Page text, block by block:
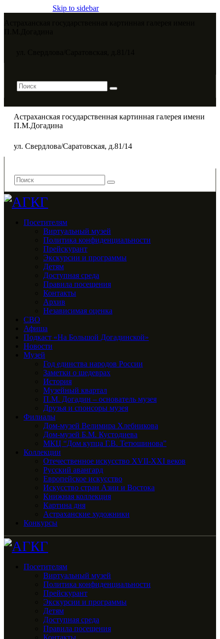
Skip to sidebar
Астраханская государственная картинная галерея имени
П.М.Догадина​
ул. Свердлова/Саратовская, д.81/14
Посетителям
Виртуальный музей
Политика конфиденциальности
Прейскурант
Экскурсии и программы
Детям
Доступная среда
Правила посещения
Контакты
Архив
Независимая оценка
СВО
Афиша
Подкаст «На Большой Догадинской»
Новости
Музей
Год единства народов России
Заметки о шедеврах
История
Музейный квартал
П.М. Догадин – основатель музея
Друзья и спонсоры музея
Филиалы
Дом-музей Велимира Хлебникова
Дом-музей Б.М. Кустодиева
МКЦ “Дом купца Г.В. Тетюшинова”
Коллекции
Отечественное искусство XVII-XXI веков
Русский авангард
Европейское искусство
Искусство стран Азии и Востока
Книжная коллекция
Картина дня
Астраханские художники
Конкурсы
Посетителям
Виртуальный музей
Политика конфиденциальности
Прейскурант
Экскурсии и программы
Детям
Доступная среда
Правила посещения
Контакты